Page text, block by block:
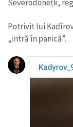
Severodonețk,
Potrivit lui
„intră în panică”.